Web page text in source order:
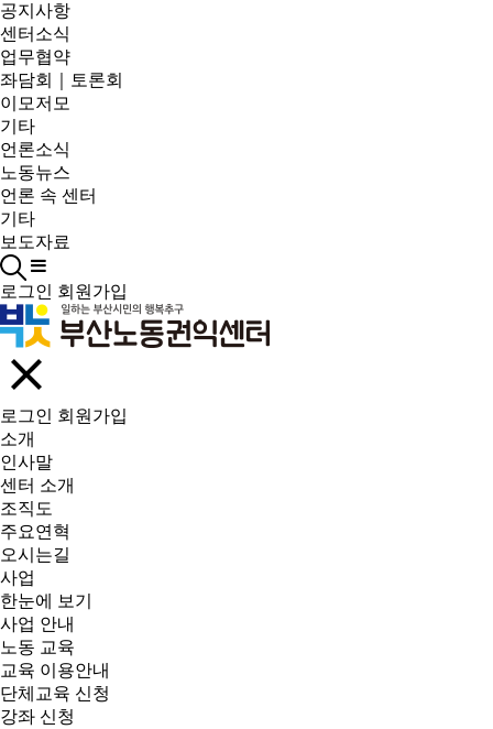
공지사항
센터소식
업무협약
좌담회｜토론회
이모저모
기타
언론소식
노동뉴스
언론 속 센터
기타
보도자료
로그인 회원가입
로그인 회원가입
소개
인사말
센터 소개
조직도
주요연혁
오시는길
사업
한눈에 보기
사업 안내
노동 교육
교육 이용안내
단체교육 신청
강좌 신청